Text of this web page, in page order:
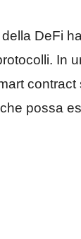
DeFi
In
contract
possa